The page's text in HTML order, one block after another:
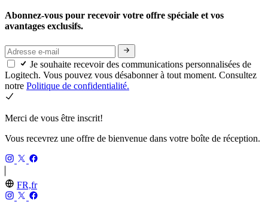
Abonnez-vous pour recevoir votre offre spéciale et vos
avantages exclusifs.
Je souhaite recevoir des communications personnalisées de
Logitech. Vous pouvez vous désabonner à tout moment. Consultez
notre Politique de confidentialité.
Merci de vous être inscrit!
Vous recevrez une offre de bienvenue dans votre boîte de réception.
FR,fr